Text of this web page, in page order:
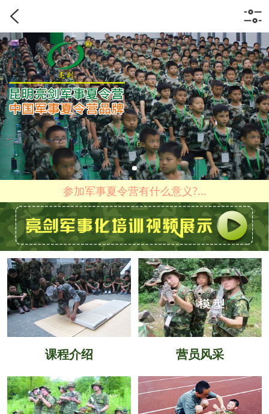
参加军事夏令营有什么意义?...
课程介绍 营员风采